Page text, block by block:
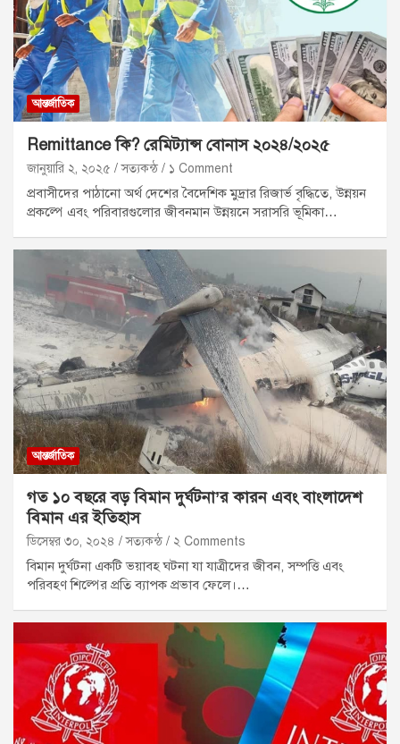
আন্তর্জাতিক
Remittance কি? রেমিট্যান্স বোনাস ২০২৪/২০২৫
জানুয়ারি ২, ২০২৫ সত্যকন্ঠ ১ Comment
প্রবাসীদের পাঠানো অর্থ দেশের বৈদেশিক মুদ্রার রিজার্ভ বৃদ্ধিতে, উন্নয়ন
প্রকল্পে এবং পরিবারগুলোর জীবনমান উন্নয়নে সরাসরি ভূমিকা…
আন্তর্জাতিক
গত ১০ বছরে বড় বিমান দুর্ঘটনা’র কারন এবং বাংলাদেশ
বিমান এর ইতিহাস
ডিসেম্বর ৩০, ২০২৪ সত্যকন্ঠ ২ Comments
বিমান দুর্ঘটনা একটি ভয়াবহ ঘটনা যা যাত্রীদের জীবন, সম্পত্তি এবং
পরিবহণ শিল্পের প্রতি ব্যাপক প্রভাব ফেলে।…